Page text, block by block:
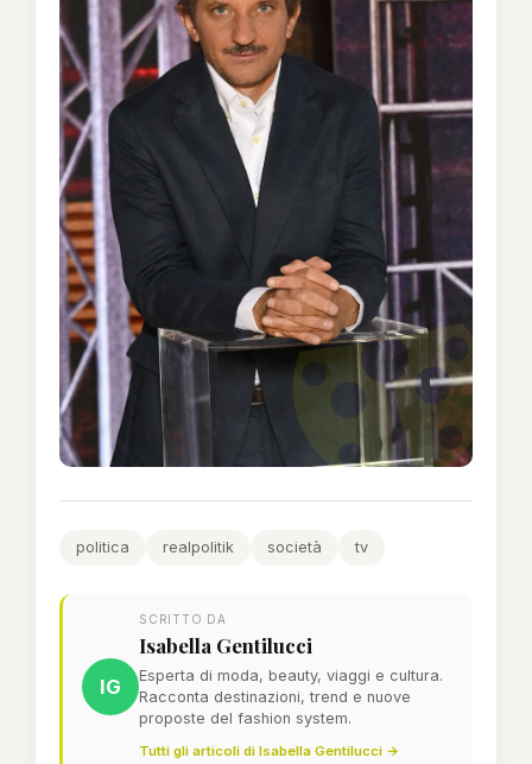
politica realpolitik società tv
IG
SCRITTO DA
Isabella Gentilucci
Esperta di moda, beauty, viaggi e cultura.
Racconta destinazioni, trend e nuove
proposte del fashion system.
Tutti gli articoli di Isabella Gentilucci →